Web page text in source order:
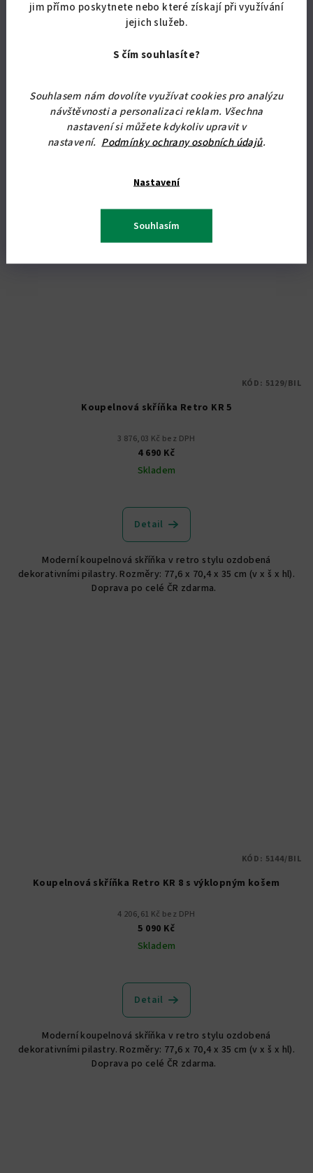
jim přímo poskytnete nebo které získají při využívání
jejich služeb.
S čím souhlasíte?
Souhlasem nám dovolíte využívat cookies pro analýzu
návštěvnosti a personalizaci reklam. Všechna
nastavení si můžete kdykoliv upravit v
nastavení. Podmínky ochrany osobních údajů.
Nastavení
Souhlasím
Detail
dekorativními pilastry. Skříňku dodáváme s levým nebo pravým
otvíráním dvířek. Rozměry: 77,6 x 50,4 x 35 cm (v x...
Koupelnová skříňka Retro KR 5
3 876,03 Kč bez DPH
4 690 Kč
Skladem
Detail
Moderní koupelnová skříňka v retro stylu ozdobená
dekorativními pilastry. Rozměry: 77,6 x 70,4 x 35 cm (v x š x hl).
Doprava po celé ČR zdarma.
KÓD: 5129/BIL
Koupelnová skříňka Retro KR 8 s výklopným košem
4 206,61 Kč bez DPH
5 090 Kč
Skladem
Detail
Moderní koupelnová skříňka v retro stylu ozdobená
dekorativními pilastry. Rozměry: 77,6 x 70,4 x 35 cm (v x š x hl).
Doprava po celé ČR zdarma.
KÓD: 5144/BIL